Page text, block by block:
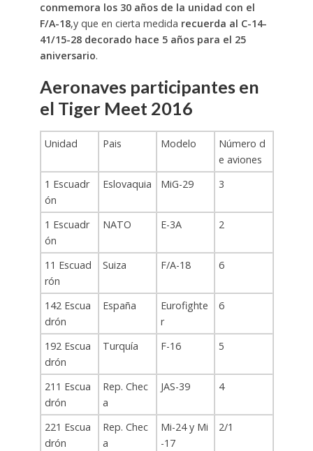
conmemora los 30 años de la unidad con el
F/A-18,y que en cierta medida recuerda al C-14-
41/15-28 decorado hace 5 años para el 25
aniversario.
Aeronaves participantes en
el Tiger Meet 2016
Unidad Pais Modelo
Número d
e aviones
1 Escuadr
ón
Eslovaquia MiG-29 3
1 Escuadr
ón
NATO E-3A 2
11 Escuad
rón
Suiza F/A-18 6
142 Escua
drón
España
Eurofighte
r
6
192 Escua
drón
Turquía F-16 5
211 Escua
drón
Rep. Chec
a
JAS-39 4
221 Escua
drón
Rep. Chec
a
Mi-24 y Mi
-17
2/1